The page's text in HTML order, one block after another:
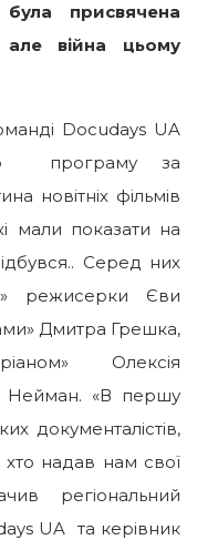
присвячена
але війна цьому
Docudays UA
програму за
новітніх фільмів
мали показати на
Серед них
режисерки Єви
Дмитра Грешка,
Олексія
Нейман. «В першу
документалістів,
хто надав нам свої
регіональний
UA та керівник